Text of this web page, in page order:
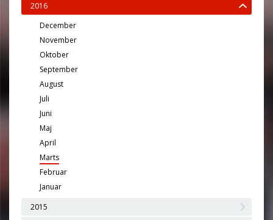
2016
December
November
Oktober
September
August
Juli
Juni
Maj
April
Marts
Februar
Januar
2015